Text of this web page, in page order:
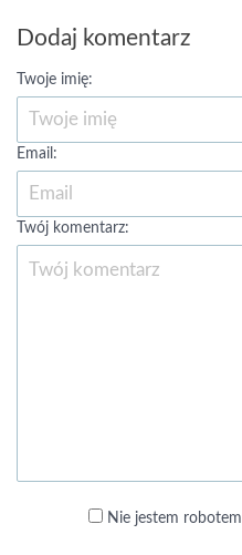
Dodaj komentarz
Twoje imię:
Email:
Twój komentarz:
Nie jestem robotem